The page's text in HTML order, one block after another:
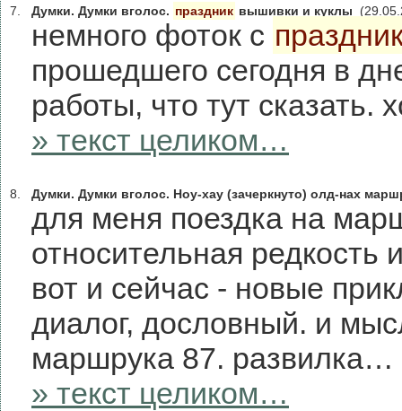
7. Думки. Думки вголос. праздник вышивки и куклы
немного фоток с
прошедшего сегодня в
работы, что тут сказать.
» текст целиком…
8. Думки. Думки вголос. Ноу-хау (зачеркнуто) олд-нах
для меня поездка на
относительная редкость
вот и сейчас - новые
диалог, дословный. и
маршрука 87. развилка…
» текст целиком…